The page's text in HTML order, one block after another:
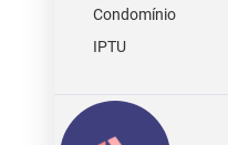
Condomínio
IPTU